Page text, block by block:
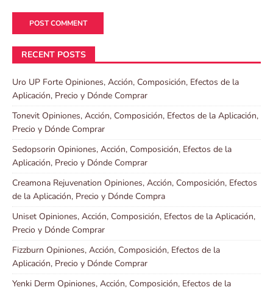
RECENT POSTS
Uro UP Forte Opiniones, Acción, Composición, Efectos de la
Aplicación, Precio y Dónde Comprar
Tonevit Opiniones, Acción, Composición, Efectos de la Aplicación,
Precio y Dónde Comprar
Sedopsorin Opiniones, Acción, Composición, Efectos de la
Aplicación, Precio y Dónde Comprar
Creamona Rejuvenation Opiniones, Acción, Composición, Efectos
de la Aplicación, Precio y Dónde Compra
Uniset Opiniones, Acción, Composición, Efectos de la Aplicación,
Precio y Dónde Comprar
Fizzburn Opiniones, Acción, Composición, Efectos de la
Aplicación, Precio y Dónde Comprar
Yenki Derm Opiniones, Acción, Composición, Efectos de la